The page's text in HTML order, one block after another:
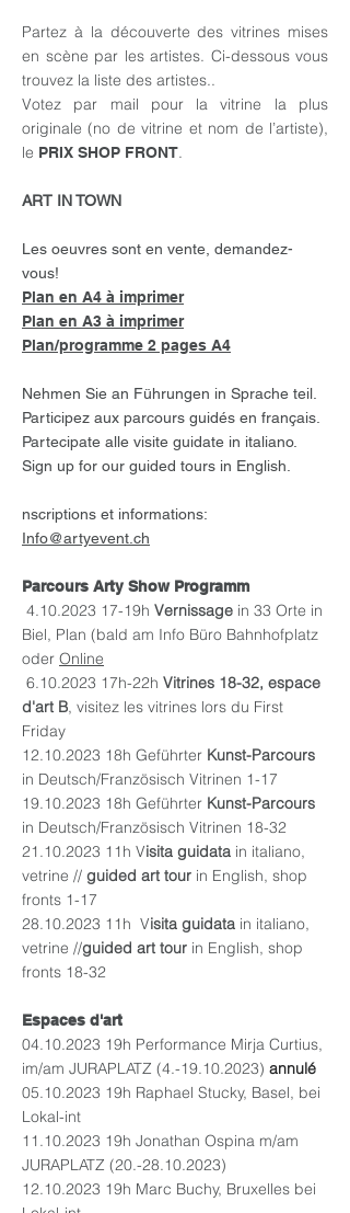
Partez à la découverte des vitrines mises
en scène par les artistes. Ci-dessous vous
trouvez la liste des artistes..
Votez par mail pour la vitrine la plus
originale (no de vitrine et nom de l’artiste),
le PRIX SHOP FRONT.
ART IN TOWN
Les oeuvres sont en vente, demandez-
vous!
Plan en A4 à imprimer
Plan en A3 à imprimer
Plan/programme 2 pages A4
Nehmen Sie an Führungen in Sprache teil.
Participez aux parcours guidés en français.
Partecipate alle visite guidate in italiano.
Sign up for our guided tours in English.
nscriptions et informations:
Info@artyevent.ch
Parcours Arty Show Programm
4.10.2023 17-19h Vernissage in 33 Orte in
Biel, Plan (bald am Info Büro Bahnhofplatz
oder Online
6.10.2023 17h-22h Vitrines 18-32, espace
d'art B, visitez les vitrines lors du First
Friday
12.10.2023 18h Geführter Kunst-Parcours
in Deutsch/Französisch Vitrinen 1-17
19.10.2023 18h Geführter Kunst-Parcours
in Deutsch/Französisch Vitrinen 18-32
21.10.2023 11h Visita guidata in italiano,
vetrine // guided art tour in English, shop
fronts 1-17
28.10.2023 11h Visita guidata in italiano,
vetrine //guided art tour in English, shop
fronts 18-32
Espaces d'art
04.10.2023 19h Performance Mirja Curtius,
im/am JURAPLATZ (4.-19.10.2023) annulé
05.10.2023 19h Raphael Stucky, Basel, bei
Lokal-int
11.10.2023 19h Jonathan Ospina m/am
JURAPLATZ (20.-28.10.2023)
12.10.2023 19h Marc Buchy, Bruxelles bei